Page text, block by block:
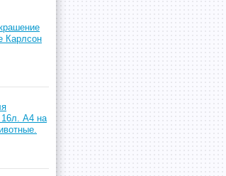
Карлсон
16л. А4 на